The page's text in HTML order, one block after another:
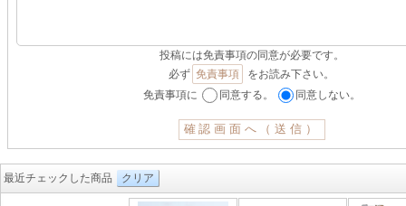
投稿には免責事項の同意が必要です。
必ず 免責事項
をお読み下さい。
免責事項に
同意する。 同意しない。
最近チェックした商品 クリア